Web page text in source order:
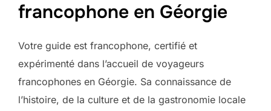
francophone en Géorgie
Votre guide est francophone, certifié et
expérimenté dans l’accueil de voyageurs
francophones en Géorgie. Sa connaissance de
l’histoire, de la culture et de la gastronomie locale